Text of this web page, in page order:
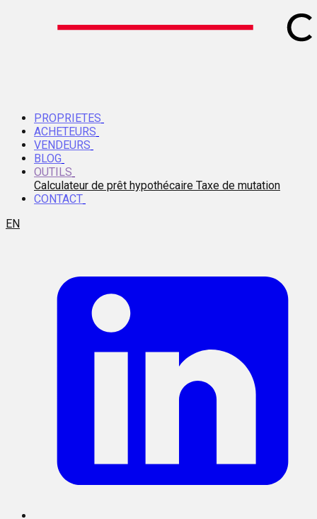
PROPRIETES
ACHETEURS
VENDEURS
BLOG
OUTILS
Calculateur de prêt hypothécaire Taxe de mutation
CONTACT
EN